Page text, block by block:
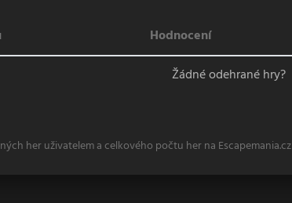
Hodnocení
Žádné odehrané hry?
her uživatelem a celkového počtu her na Escapemania.cz